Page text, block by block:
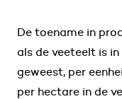
De toename in
als de veeteelt is
geweest, per
per hectare in de